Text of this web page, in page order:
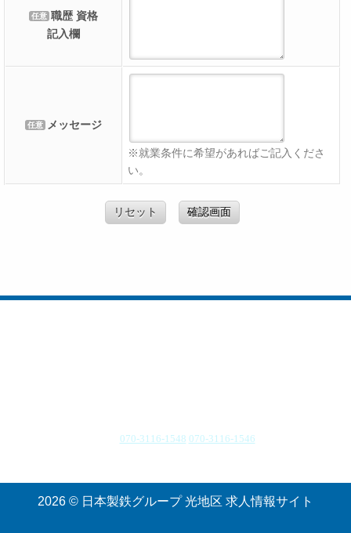
任意 職歴 資格
記入欄
任意 メッセージ
※就業条件に希望があればご記入くださ
い。
リセット 確認画面
070-3116-1548 070-3116-1546
2026 © 日本製鉄グループ 光地区 求人情報サイト